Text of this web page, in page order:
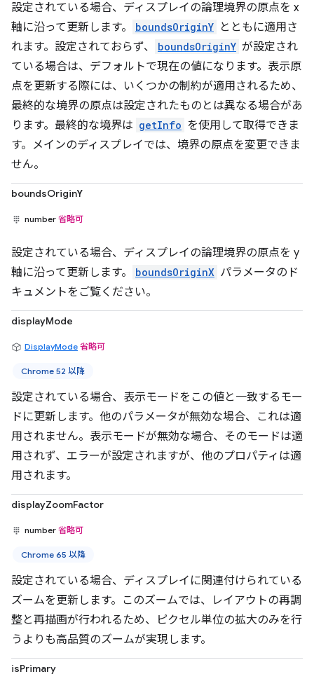
設定されている場合、ディスプレイの論理境界の原点を x
軸に沿って更新します。
boundsOriginY とともに適用さ
れます。設定されておらず、
boundsOriginY が設定され
ている場合は、デフォルトで現在の値になります。表示原
点を更新する際には、いくつかの制約が適用されるため、
最終的な境界の原点は設定されたものとは異なる場合があ
ります。最終的な境界は getInfo を使用して取得できま
す。メインのディスプレイでは、境界の原点を変更できま
せん。
boundsOriginY
number 省略可
設定されている場合、ディスプレイの論理境界の原点を y
軸に沿って更新します。
boundsOriginX パラメータのド
キュメントをご覧ください。
displayMode
DisplayMode 省略可
Chrome 52 以降
設定されている場合、表示モードをこの値と一致するモー
ドに更新します。他のパラメータが無効な場合、これは適
用されません。表示モードが無効な場合、そのモードは適
用されず、エラーが設定されますが、他のプロパティは適
用されます。
displayZoomFactor
number 省略可
Chrome 65 以降
設定されている場合、ディスプレイに関連付けられている
ズームを更新します。このズームでは、レイアウトの再調
整と再描画が行われるため、ピクセル単位の拡大のみを行
うよりも高品質のズームが実現します。
isPrimary